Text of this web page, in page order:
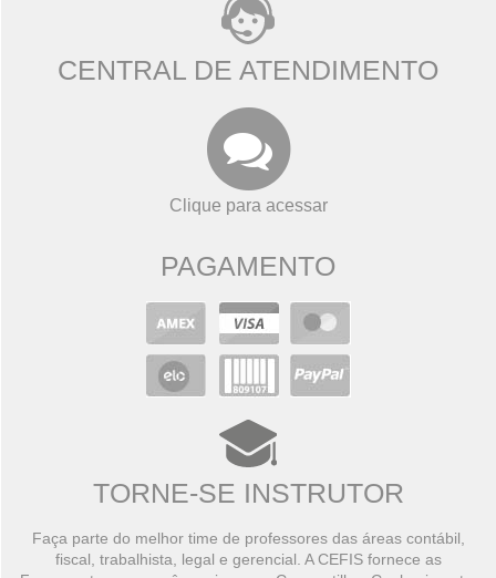
CENTRAL DE ATENDIMENTO
Clique para acessar
PAGAMENTO
TORNE-SE INSTRUTOR
Faça parte do melhor time de professores das áreas contábil,
fiscal, trabalhista, legal e gerencial. A CEFIS fornece as